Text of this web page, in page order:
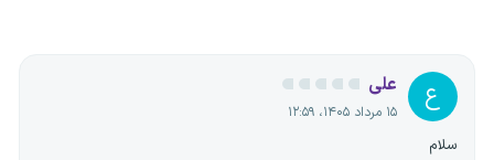
ع علی
۱۵ مرداد ۱۴۰۵، ۱۲:۵۹
سلام